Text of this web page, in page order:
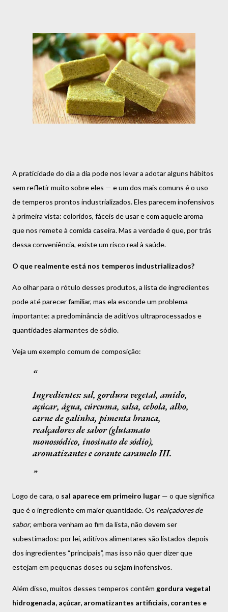
A praticidade do dia a dia pode nos levar a adotar alguns hábitos
sem refletir muito sobre eles — e um dos mais comuns é o uso
de temperos prontos industrializados. Eles parecem inofensivos
à primeira vista: coloridos, fáceis de usar e com aquele aroma
que nos remete à comida caseira. Mas a verdade é que, por trás
dessa conveniência, existe um risco real à saúde.
O que realmente está nos temperos industrializados?
Ao olhar para o rótulo desses produtos, a lista de ingredientes
pode até parecer familiar, mas ela esconde um problema
importante: a predominância de aditivos ultraprocessados e
quantidades alarmantes de sódio.
Veja um exemplo comum de composição:
Ingredientes:sal, gordura vegetal, amido,
açúcar, água, cúrcuma, salsa, cebola, alho,
carne de galinha, pimenta branca,
realçadores de sabor(glutamato
monossódico, inosinato de sódio),
aromatizantes e corante caramelo III.
Logo de cara, o sal aparece em primeiro lugar — o que significa
que é o ingrediente em maior quantidade. Os realçadores de
sabor, embora venham ao fim da lista, não devem ser
subestimados: por lei, aditivos alimentares são listados depois
dos ingredientes “principais”, mas isso não quer dizer que
estejam em pequenas doses ou sejam inofensivos.
Além disso, muitos desses temperos contêm gordura vegetal
hidrogenada, açúcar, aromatizantes artificiais, corantes e